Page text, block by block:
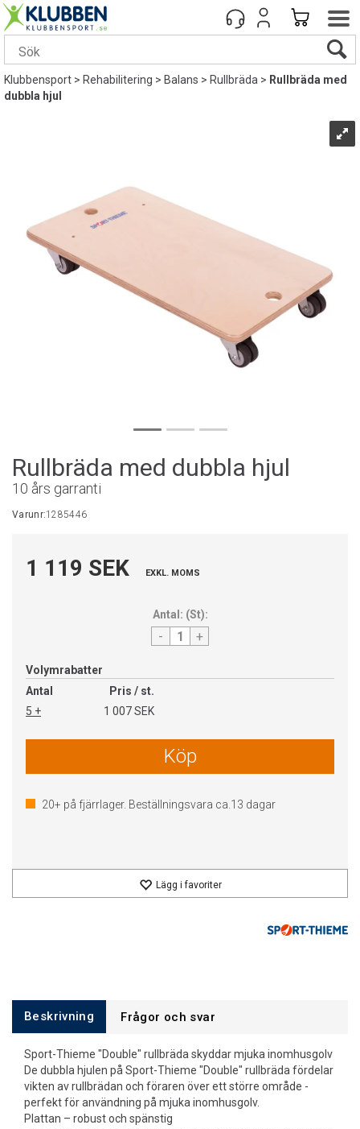
Klubbensport>Rehabilitering>Balans>Rullbräda> Rullbräda med
dubbla hjul
Rullbräda med dubbla hjul
10 års garranti
Varunr:1285446
1 119 SEK EXKL. MOMS
Antal: (St):
- +
Volymrabatter
Antal
Pris / st.
5 +
1 007 SEK
Köp
20+ på fjärrlager. Beställningsvara ca. 13 dagar
Lägg i favoriter
Beskrivning Frågor och svar
Sport-Thieme "Double" rullbräda skyddar mjuka inomhusgolv
De dubbla hjulen på Sport-Thieme "Double" rullbräda fördelar
vikten av rullbrädan och föraren över ett större område -
perfekt för användning på mjuka inomhusgolv.
Plattan – robust och spänstig